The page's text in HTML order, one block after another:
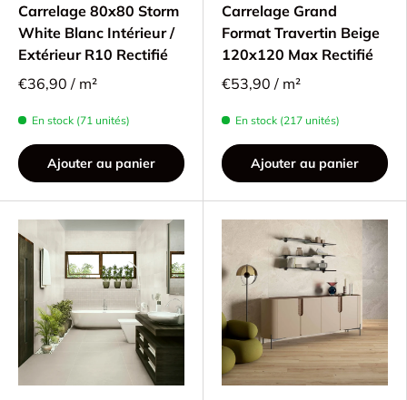
Carrelage 80x80 Storm
White Blanc Intérieur /
Extérieur R10 Rectifié
€36,90 / m²
En stock (71 unités)
Ajouter au panier
Carrelage Grand
Format Travertin Beige
120x120 Max Rectifié
€53,90 / m²
En stock (217 unités)
Ajouter au panier